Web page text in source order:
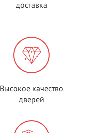
доставка
Высокое качество
дверей